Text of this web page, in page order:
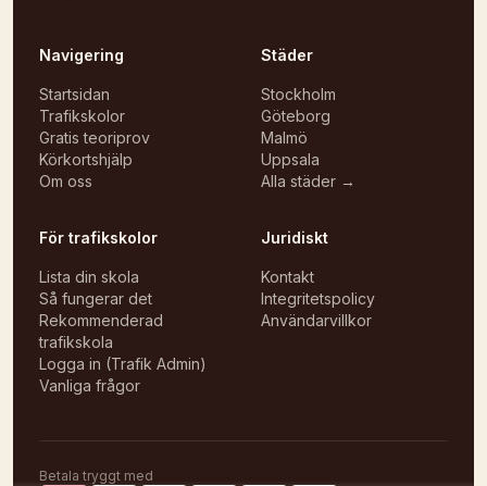
Navigering
Startsidan
Trafikskolor
Gratis teoriprov
Körkortshjälp
Om oss
Städer
Stockholm
Göteborg
Malmö
Uppsala
Alla städer →
För trafikskolor
Lista din skola
Så fungerar det
Rekommenderad
trafikskola
Logga in (Trafik Admin)
Vanliga frågor
Juridiskt
Kontakt
Integritetspolicy
Användarvillkor
Betala tryggt med